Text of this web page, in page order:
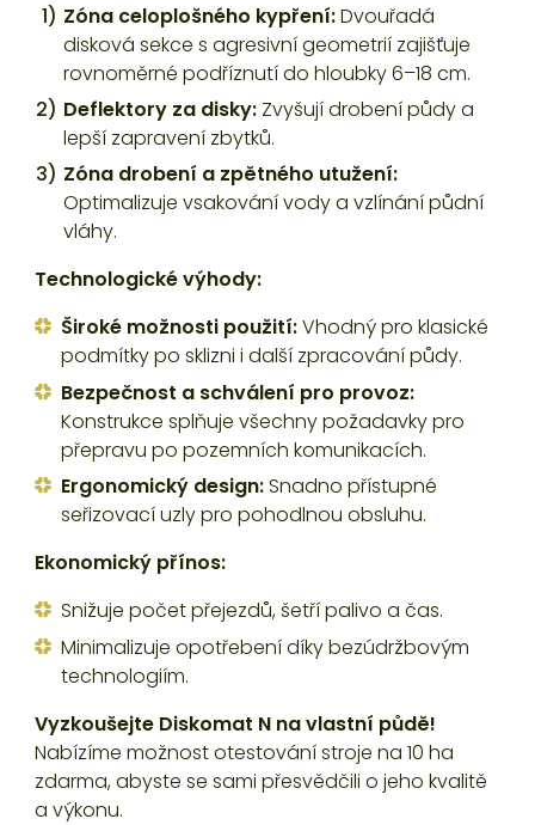
Zóna celoplošného kypření:Dvouřadá
disková sekce s agresivní geometrií zajišťuje
rovnoměrné podříznutí do hloubky 6–18 cm.
Deflektory za disky:Zvyšují drobení půdy a
lepší zapravení zbytků.
Zóna drobení a zpětného utužení:
Optimalizuje vsakování vody a vzlínání půdní
vláhy.
Technologické výhody:
Široké možnosti použití:Vhodný pro klasické
podmítky po sklizni i další zpracování půdy.
Bezpečnost a schválení pro provoz:
Konstrukce splňuje všechny požadavky pro
přepravu po pozemních komunikacích.
Ergonomický design:Snadno přístupné
seřizovací uzly pro pohodlnou obsluhu.
Ekonomický přínos:
Snižuje počet přejezdů, šetří palivo a čas.
Minimalizuje opotřebení díky bezúdržbovým
technologiím.
Vyzkoušejte Diskomat N na vlastní půdě!
Nabízíme možnost otestování stroje na 10 ha
zdarma, abyste se sami přesvědčili o jeho kvalitě
a výkonu.